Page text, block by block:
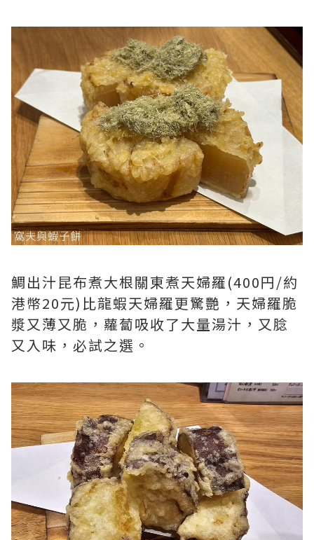
鯛出汁昆布煮大根關東煮天婦羅(400円/約
港幣20元)比龍蝦天婦羅更驚艷，天婦羅脆
漿又薄又脆，蘿蔔吸收了大量湯汁，又腍
又入味，必試之選。